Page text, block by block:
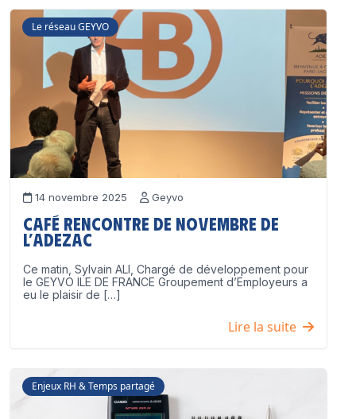
Le réseau GEYVO
14 novembre 2025 Geyvo
Café Rencontre de Novembre de
l’ADEZAC
Ce matin, Sylvain ALI, Chargé de développement pour
le GEYVO ILE DE FRANCE Groupement d’Employeurs a
eu le plaisir de […]
Lire la suite
Enjeux RH & Temps partagé